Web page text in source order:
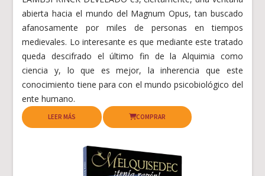
abierta hacia el mundo del Magnum Opus, tan buscado
afanosamente por miles de personas en tiempos
medievales. Lo interesante es que mediante este tratado
queda descifrado el último fin de la Alquimia como
ciencia y, lo que es mejor, la inherencia que este
conocimiento tiene para con el mundo psicobiológico del
ente humano.
LEER MÁS COMPRAR